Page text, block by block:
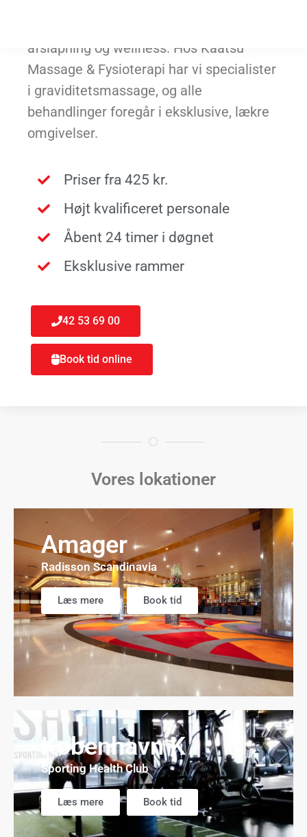
afslapning og wellness. Hos Kaatsu
Massage & Fysioterapi har vi specialister
i graviditetsmassage, og alle
behandlinger foregår i eksklusive, lækre
omgivelser.
Priser fra 425 kr.
Højt kvalificeret personale
Åbent 24 timer i døgnet
Eksklusive rammer
42 53 69 00
Book tid online
Vores lokationer
Amager
Radisson Scandinavia
Læs mere Book tid
København K
Sporting Health Club
Læs mere Book tid